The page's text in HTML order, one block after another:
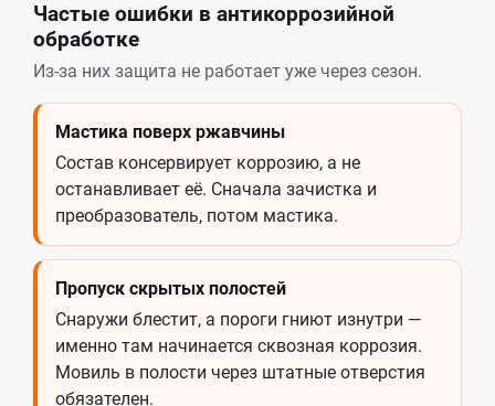
Частые ошибки в антикоррозийной
обработке
Из-за них защита не работает уже через сезон.
Мастика поверх ржавчины
Состав консервирует коррозию, а не
останавливает её. Сначала зачистка и
преобразователь, потом мастика.
Пропуск скрытых полостей
Снаружи блестит, а пороги гниют изнутри —
именно там начинается сквозная коррозия.
Мовиль в полости через штатные отверстия
обязателен.